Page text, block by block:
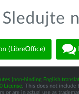
Sledujte
(LibreOffice)
(non-binding English
License. This does not include
are in actual use as